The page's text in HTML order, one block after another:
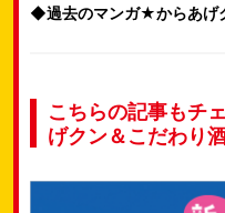
◆過去のマンガ★からあげ
こちらの記事もチ
げクン＆こだわり